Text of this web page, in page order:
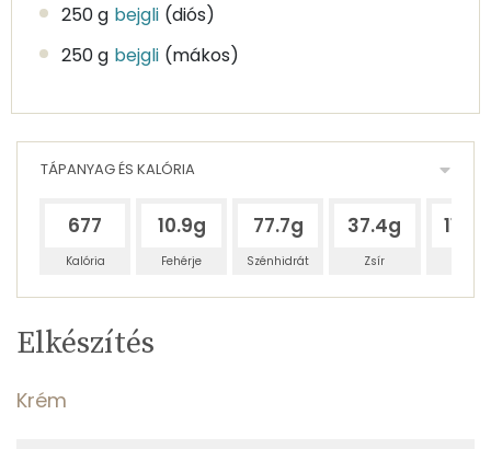
250 g bejgli (diós)
250 g bejgli (mákos)
TÁPANYAG ÉS KALÓRIA
677
Kalória
10.9g
Fehérje
77.7g
Szénhidrát
37.4g
Zsír
Egy
adagban
TÁPANYAGTARTALOM
Elkészítés
Krém